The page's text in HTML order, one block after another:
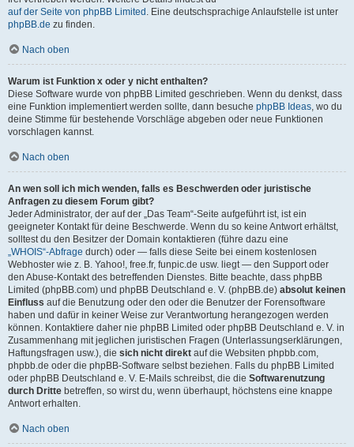
auf der Seite von phpBB Limited . Eine deutschsprachige Anlaufstelle ist unter
phpBB.de zu finden.
Nach oben
Warum ist Funktion x oder y nicht enthalten?
Diese Software wurde von phpBB Limited geschrieben. Wenn du denkst, dass
eine Funktion implementiert werden sollte, dann besuche phpBB Ideas , wo du
deine Stimme für bestehende Vorschläge abgeben oder neue Funktionen
vorschlagen kannst.
Nach oben
An wen soll ich mich wenden, falls es Beschwerden oder juristische
Anfragen zu diesem Forum gibt?
Jeder Administrator, der auf der „Das Team“-Seite aufgeführt ist, ist ein
geeigneter Kontakt für deine Beschwerde. Wenn du so keine Antwort erhältst,
solltest du den Besitzer der Domain kontaktieren (führe dazu eine
„WHOIS“-Abfrage durch) oder — falls diese Seite bei einem kostenlosen
Webhoster wie z. B. Yahoo!, free.fr, funpic.de usw. liegt — den Support oder
den Abuse-Kontakt des betreffenden Dienstes. Bitte beachte, dass phpBB
Limited (phpBB.com) und phpBB Deutschland e. V. (phpBB.de) absolut keinen
Einfluss auf die Benutzung oder den oder die Benutzer der Forensoftware
haben und dafür in keiner Weise zur Verantwortung herangezogen werden
können. Kontaktiere daher nie phpBB Limited oder phpBB Deutschland e. V. in
Zusammenhang mit jeglichen juristischen Fragen (Unterlassungserklärungen,
Haftungsfragen usw.), die sich nicht direkt auf die Websiten phpbb.com,
phpbb.de oder die phpBB-Software selbst beziehen. Falls du phpBB Limited
oder phpBB Deutschland e. V. E-Mails schreibst, die die Softwarenutzung
durch Dritte betreffen, so wirst du, wenn überhaupt, höchstens eine knappe
Antwort erhalten.
Nach oben